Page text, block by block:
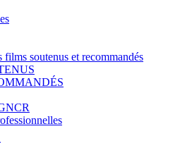
films soutenus et recommandés